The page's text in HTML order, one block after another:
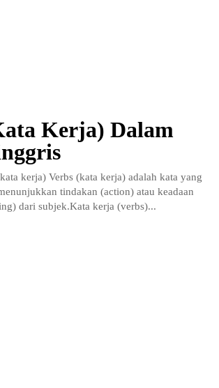
Kerja) Dalam
kerja) Verbs (kata kerja) adalah kata yang
tindakan (action) atau keadaan
dari subjek.Kata kerja (verbs)...